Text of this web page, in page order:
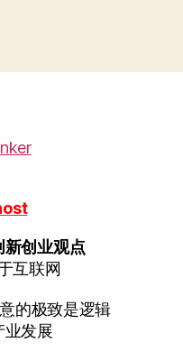
新创业观点
互联网
的极致是逻辑
业发展